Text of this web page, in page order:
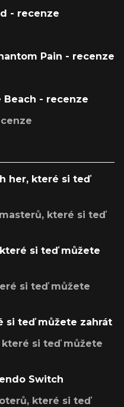
- recenze
Pain - recenze
Beach - recenze
her, které si teď
které si teď
si teď můžete
si teď můžete
si teď můžete zahrát
si teď můžete
Switch
které si teď